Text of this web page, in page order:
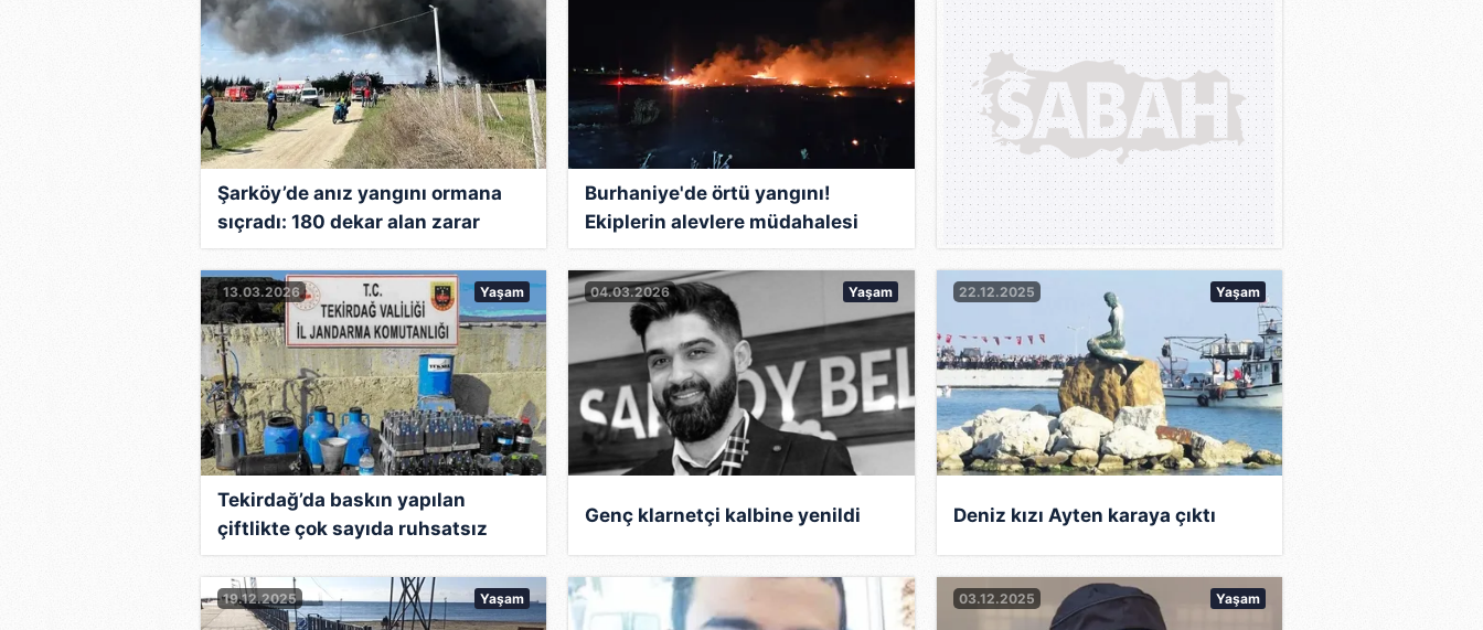
Şarköy’de anız yangını ormana
sıçradı: 180 dekar alan zarar
gördü
Burhaniye'de örtü yangını!
Ekiplerin alevlere müdahalesi
sürüyor
13.03.2026 Yaşam
Tekirdağ’da baskın yapılan
çiftlikte çok sayıda ruhsatsız
silah, kaçak alkol ve tarihi eser
ele geçirildi
04.03.2026 Yaşam
Genç klarnetçi kalbine yenildi
22.12.2025 Yaşam
Deniz kızı Ayten karaya çıktı
19.12.2025 Yaşam 03.12.2025 Yaşam